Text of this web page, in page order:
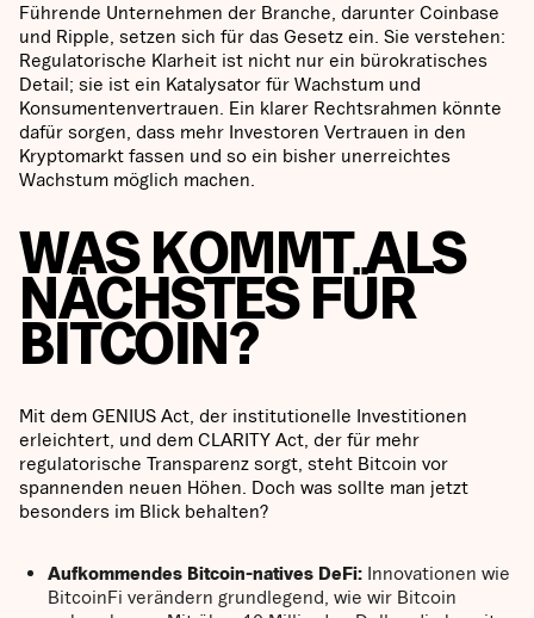
Führende Unternehmen der Branche, darunter Coinbase
und Ripple, setzen sich für das Gesetz ein. Sie verstehen:
Regulatorische Klarheit ist nicht nur ein bürokratisches
Detail; sie ist ein Katalysator für Wachstum und
Konsumentenvertrauen. Ein klarer Rechtsrahmen könnte
dafür sorgen, dass mehr Investoren Vertrauen in den
Kryptomarkt fassen und so ein bisher unerreichtes
Wachstum möglich machen.
WAS KOMMT ALS
NÄCHSTES FÜR
BITCOIN?
Mit dem GENIUS Act, der institutionelle Investitionen
erleichtert, und dem CLARITY Act, der für mehr
regulatorische Transparenz sorgt, steht Bitcoin vor
spannenden neuen Höhen. Doch was sollte man jetzt
besonders im Blick behalten?
Aufkommendes Bitcoin-natives DeFi: Innovationen wie
BitcoinFi verändern grundlegend, wie wir Bitcoin